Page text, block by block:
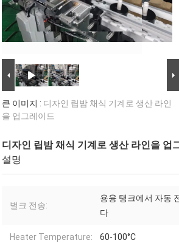
큰 이미지 : 디자인 립밤 채식 기계로 생산 라인
을 업그레이드
디자인 립밤 채식 기계로 생산 라인을 업
설명
벌크 전송:
용융 탱크에서 자동
다
Heater Temperature: 60-100°C